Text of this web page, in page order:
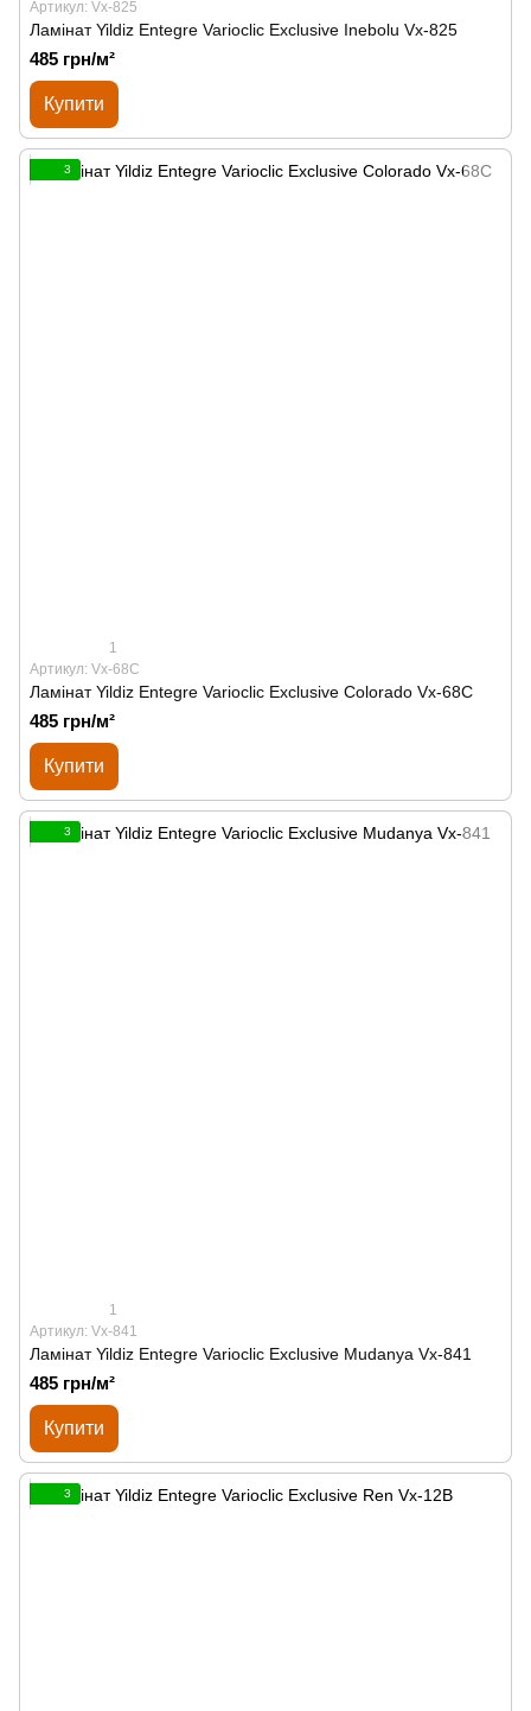
Артикул: Vx-825
Ламінат Yildiz Entegre Varioclic Exclusive Inebolu Vx-825
485 грн/м²
Купити
3
1
Артикул: Vx-68C
Ламінат Yildiz Entegre Varioclic Exclusive Сolorado Vx-68C
485 грн/м²
Купити
3
1
Артикул: Vx-841
Ламінат Yildiz Entegre Varioclic Exclusive Mudanya Vx-841
485 грн/м²
Купити
3